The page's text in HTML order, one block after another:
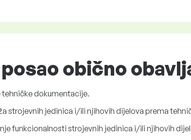
posao obično
tehničke dokumentacije.
strojevnih jedinica i/ili njihovih dijelova prema
funkcionalnosti strojevnih jedinica i/ili njihovih